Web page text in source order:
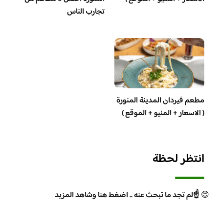
تجارب الناس
مطعم فيردان المدينة المنورة
( الاسعار + المنيو + الموقع )
انتظر لحظة
😊☝️لم تجد ما تبحث عنه .. اضغط هنا وشاهد المزيد